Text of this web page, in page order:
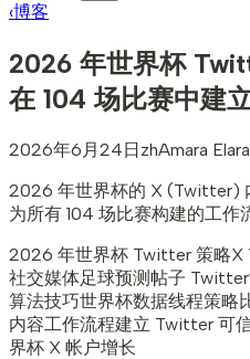
‹博客
2026 年世界杯
在 104 场比赛中建
2026年6月24日zhAmara Elara
2026 年世界杯的 X (Twitter)
为所有 104 场比赛构建的工作
2026 年世界杯 Twitter 策略X
社交媒体足球预测帖子 Twitter
算法技巧世界杯数据线程策略
内容工作流程建立 Twitter 可
界杯 X 帐户增长